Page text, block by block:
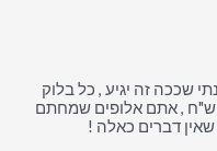
שככה זה יגיע , כל בלוק
עטוף בצלופן במבצע של 7 יחידות ב 100 ש"ח , אתם אלופים שמחתם
דברים כאלה !